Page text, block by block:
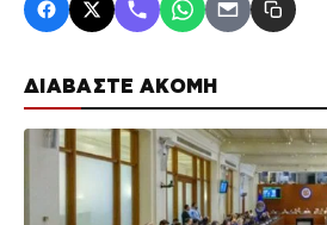
ΔΙΑΒΑΣΤΕ ΑΚΟΜΗ